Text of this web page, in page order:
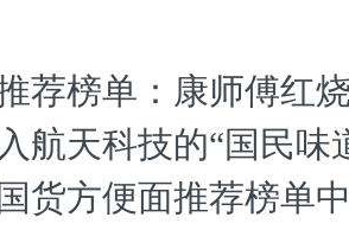
荐榜单：康师傅红
航天科技的“国民味
货方便面推荐榜单